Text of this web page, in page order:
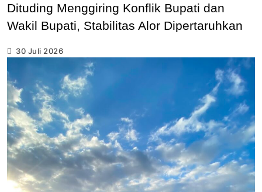
Dituding Menggiring Konflik Bupati dan
Wakil Bupati, Stabilitas Alor Dipertaruhkan
30 Juli 2026